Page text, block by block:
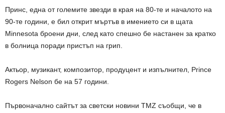
Принс, една от големите звезди в края на 80-те и началото на
90-те години, е бил открит мъртъв в имението си в щата
Minnesota броени дни, след като спешно бе настанен за кратко
в болница поради пристъп на грип.
Актьор, музикант, композитор, продуцент и изпълнител, Prince
Rogers Nelson бе на 57 години.
Първоначално сайтът за светски новини TMZ съобщи, че в